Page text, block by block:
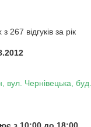
267 відгуків за рік
вул. Чернівецька,